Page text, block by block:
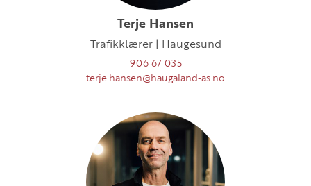
Terje Hansen
Trafikklærer | Haugesund
906 67 035
terje.hansen@haugaland-as.no